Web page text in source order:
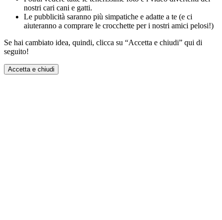
nostri cari cani e gatti.
Le pubblicità saranno più simpatiche e adatte a te (e ci
aiuteranno a comprare le crocchette per i nostri amici pelosi!)
Se hai cambiato idea, quindi, clicca su “Accetta e chiudi” qui di
seguito!
Accetta e chiudi